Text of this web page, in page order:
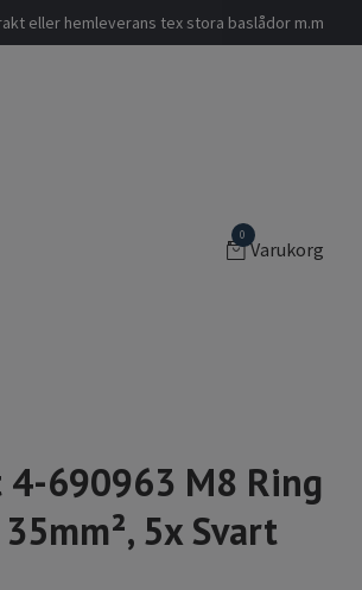
eller hemleverans tex stora baslådor m.m
0
Varukorg
4-690963 M8 Ring
5x Svart